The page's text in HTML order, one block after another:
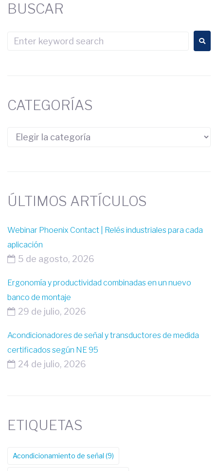
BUSCAR
CATEGORÍAS
ÚLTIMOS ARTÍCULOS
Webinar Phoenix Contact | Relés industriales para cada
aplicación
5 de agosto, 2026
Ergonomía y productividad combinadas en un nuevo
banco de montaje
29 de julio, 2026
Acondicionadores de señal y transductores de medida
certificados según NE 95
24 de julio, 2026
ETIQUETAS
Acondicionamiento de señal (9)